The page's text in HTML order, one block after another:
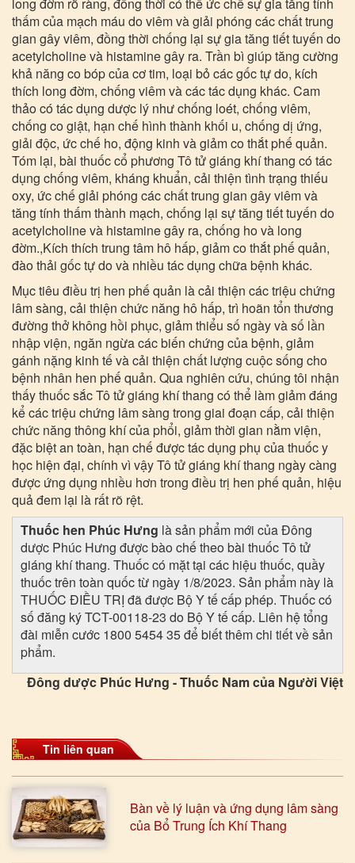
long đờm rõ ràng, đồng thời có thể ức chế sự gia tăng tính
thấm của mạch máu do viêm và giải phóng các chất trung
gian gây viêm, đồng thời chống lại sự gia tăng tiết tuyến do
acetylcholine và histamine gây ra. Trần bì giúp tăng cường
khả năng co bóp của cơ tim, loại bỏ các gốc tự do, kích
thích long đờm, chống viêm và các tác dụng khác. Cam
thảo có tác dụng dược lý như chống loét, chống viêm,
chống co giật, hạn chế hình thành khối u, chống dị ứng,
giải độc, ức chế ho, động kinh và giảm co thắt phế quản.
Tóm lại, bài thuốc cổ phương Tô tử giáng khí thang có tác
dụng chống viêm, kháng khuẩn, cải thiện tình trạng thiếu
oxy, ức chế giải phóng các chất trung gian gây viêm và
tăng tính thấm thành mạch, chống lại sự tăng tiết tuyến do
acetylcholine và histamine gây ra, chống ho và long
đờm.,Kích thích trung tâm hô hấp, giảm co thắt phế quản,
đào thải gốc tự do và nhiều tác dụng chữa bệnh khác.
Mục tiêu điều trị hen phế quản là cải thiện các triệu chứng
lâm sàng, cải thiện chức năng hô hấp, trì hoãn tổn thương
đường thở không hồi phục, giảm thiểu số ngày và số lần
nhập viện, ngăn ngừa các biến chứng của bệnh, giảm
gánh nặng kinh tế và cải thiện chất lượng cuộc sống cho
bệnh nhân hen phế quản. Qua nghiên cứu, chúng tôi nhận
thấy thuốc sắc Tô tử giáng khí thang có thể làm giảm đáng
kể các triệu chứng lâm sàng trong giai đoạn cấp, cải thiện
chức năng thông khí của phổi, giảm thời gian nằm viện,
đặc biệt an toàn, hạn chế được tác dụng phụ của thuốc y
học hiện đại, chính vì vậy Tô tử giáng khí thang ngày càng
được ứng dụng nhiều hơn trong điều trị hen phế quản, hiệu
quả đem lại là rất rõ rệt.
Thuốc hen Phúc Hưng là sản phẩm mới của Đông
dược Phúc Hưng được bào chế theo bài thuốc Tô tử
giáng khí thang. Thuốc có mặt tại các hiệu thuốc, quầy
thuốc trên toàn quốc từ ngày 1/8/2023. Sản phẩm này là
THUỐC ĐIỀU TRỊ đã được Bộ Y tế cấp phép. Thuốc có
số đăng ký TCT-00118-23 do Bộ Y tế cấp. Liên hệ tổng
đài miễn cước 1800 5454 35 để biết thêm chi tiết về sản
phẩm.
Đông dược Phúc Hưng - Thuốc Nam của Người Việt
Tin liên quan
Bàn về lý luận và ứng dụng lâm sàng
của Bổ Trung Ích Khí Thang